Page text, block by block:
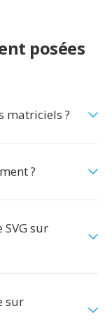
posées
matriciels ?
?
sur
sur